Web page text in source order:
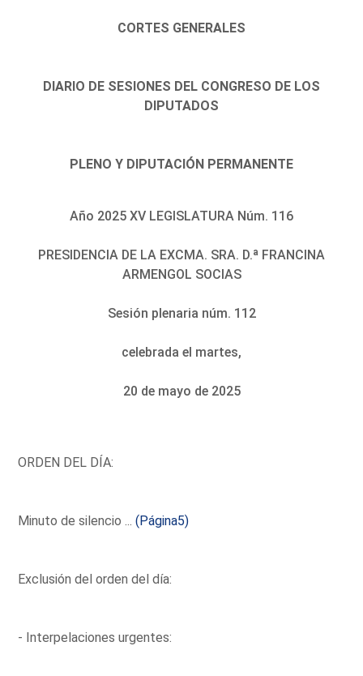
CORTES GENERALES
DIARIO DE SESIONES DEL CONGRESO DE LOS
DIPUTADOS
PLENO Y DIPUTACIÓN PERMANENTE
Año 2025 XV LEGISLATURA Núm. 116
PRESIDENCIA DE LA EXCMA. SRA. D.ª FRANCINA
ARMENGOL SOCIAS
Sesión plenaria núm. 112
celebrada el martes,
20 de mayo de 2025
ORDEN DEL DÍA:
Minuto de silencio ...(Página5)
Exclusión del orden del día:
- Interpelaciones urgentes: